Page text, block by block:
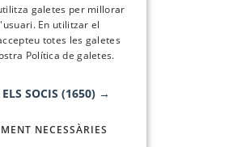
galetes per millorar
En utilitzar el
totes les galetes
Política de galetes.
SOCIS (1650) →
NECESSÀRIES